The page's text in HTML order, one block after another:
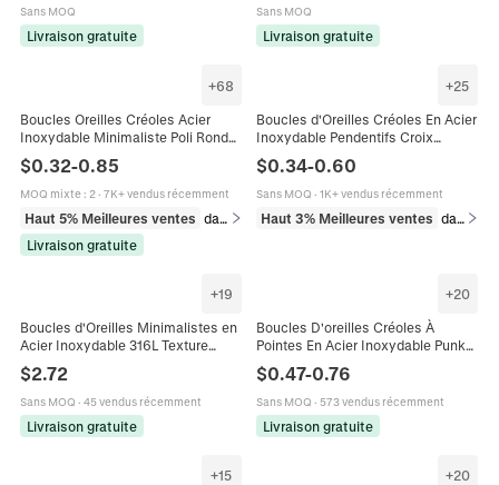
Sans MOQ
Livraison gratuite
Sans MOQ
Livraison gratuite
+68
Boucles Oreilles Créoles Acier
Inoxydable Minimaliste Poli Rond
Géométrique Huggie Bijoux Pour
Hommes Femmes Accessoire
$0.32-0.85
MOQ mixte: 2· 7K+ vendus récemment
Haut 5% Meilleures ventes
dans Boucles d'oreilles
Livraison gratuite
+25
Boucles d'Oreilles Créoles En Acier
Inoxydable Pendentifs Croix
Araignée Lame Poignard Punk
Gothique Hip Hop
$0.34-0.60
Sans MOQ · 1K+ vendus récemment
Haut 3% Meilleures ventes dans Boucles d'oreilles
+19
Boucles d'Oreilles Minimalistes en
Acier Inoxydable 316L Texture
Martelée Géométrique Forme de U
Double Anneau Pour Femme Bijoux
$2.72
Sans MOQ · 45 vendus récemment
Livraison gratuite
+20
Boucles D'oreilles Créoles À
Pointes En Acier Inoxydable Punk
Clips D'oreilles À Rivets Rock
Gothique Unisexe
$0.47-0.76
Sans MOQ · 573 vendus récemment
Livraison gratuite
+15 +20